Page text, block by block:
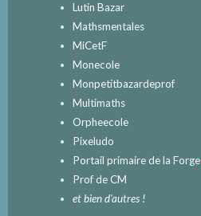
Lutin Bazar
Mathsmentales
MiCetF
Monecole
Monpetitbazardeprof
Multimaths
Orpheecole
Pixeludo
Portail primaire de la Forge
Prof de CM
et bien d'autres !